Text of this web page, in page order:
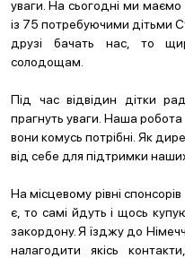
уваги. На сьогодні ми
із 75 потребуючими дітьми
друзі бачать нас, то
солодощам.
Під час відвідин дітки
прагнуть уваги. Наша
вони комусь потрібні. Як
від себе для підтримки
На місцевому рівні
є, то самі йдуть і щось
закордону. Я їзджу до
налагодити якісь